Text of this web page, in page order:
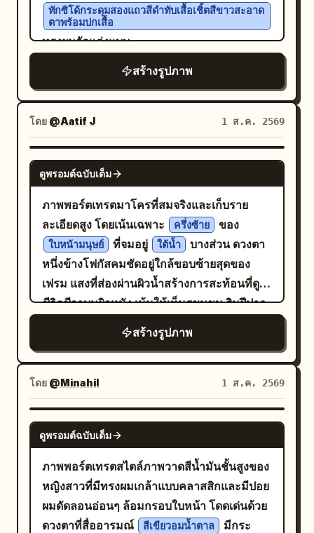
ทักซิโด้กระดุมสองแถวสีดำทับเสื้อเชิ้ตสีขาวสะอาด
ตาพร้อมปกเสื้อ
ทรงผมจัดแต่งแบบ
เฟดสั้น เห็นเท็กซ์เจอร์ของเส้นผมชัดเจนจาก
ผลิตภัณฑ์จัดแต่งทรงผมที่แข็งตัว พร้อมมีไรผม
ธรรมชาติเล็กน้อย สีหน้าดูจริงจังและเป็น
ธรรมชาติ ปากปิดสนิท คิ้วขมวด และสายตาจ้อง
มองลงด้านล่างอย่างเข้มข้น ท่าทางดูตึงเครียด
มือซ้ายยื่นไปข้างหน้าเผยให้เห็นข้อมือและนิ้วที่
งอเล็กน้อยประดับด้วยแหวนสองวง ในขณะที่
มือขวาใช้นิ้วโป้งและนิ้วชี้จับปลายแขนเสื้อเชิ้ต
ข้างซ้ายไว้แน่นเพื่อปรับแขนเสื้อ ในส่วนเบลอ
ของฉากหน้าด้านล่างซ้าย เห็นส่วนบนของทรง
ผมสีเข้มที่รวบไว้ของผู้หญิง นำสายตาเข้าสู่ฉาก
งานพรมแดงที่มีเลเยอร์และระยะชัดลึกที่ตื้น
ด้านหลังของชายหนุ่มมีพรมสีเทาอ่อนรองรับ
ฉาก ส่วนพื้นหลังที่เบลอจัดเผยให้เห็นเงาสีเทา
เข้มของฝูงชนที่พลุกพล่าน เลนส์กล้องเทเลโฟโต้
ที่ดูเก่าอยู่มุมขวาบน และขาของผู้คนที่ถูกบดบัง
อยู่ทางด้านขวากลาง พาเลตต์สีขาวดำที่มีคอนท
ราสต์สูงและดูดราม่าช่วยเพิ่มความหรูหราที่แฝง
ความตึงเครียด แสงแข็งที่พุ่งตรงจากแหล่ง
ไฮไลท์ที่สว่างชัดเจนบนหน้าผาก สันจมูก และ
ข้อนิ้วมือที่กำลังปรับแขนเสื้อ พร้อมทอดเงาสีดำ
เข้มที่คมชัดและสั้นใต้คาง ตามแนวขากรรไกร
สร้างรูปภาพ
โดย @Aatif J 1 ส.ค. 2569
NANO BANANA PRO
ดูพรอมต์ฉบับเต็ม
ภาพพอร์ตเทรตมาโครที่สมจริงและเก็บราย
ละเอียดสูง โดยเน้นเฉพาะ
ครึ่งซ้าย ของ
ใบหน้ามนุษย์ ที่จมอยู่ ใต้น้ำ
บางส่วน ดวงตา
หนึ่งข้างโฟกัสคมชัดอยู่ใกล้ขอบซ้ายสุดของ
เฟรม แสงที่ส่องผ่านผิวน้ำสร้างการสะท้อนที่ดูมี
ชีวิตชีวาบนผิวหนัง เน้นให้เห็นรูขุมขน ริมฝีปาก
ที่เปียกชื้น ขนตา และพื้นผิวที่ละเอียดอ่อนพร้อม
การกระเจิงแสงใต้ผิวหนังที่ดูสมจริง หยดน้ำและ
ฟองอากาศที่ลอยตัวช่วยเพิ่มมิติและการ
เคลื่อนไหว แสงใต้น้ำแบบภาพยนตร์พร้อมเงาที่
นุ่มนวลและไฮไลต์ที่คมชัดช่วยเสริมบรรยากาศ
ที่เหนือจริงและชวนฝัน ระยะชัดลึกที่ตื้นมาก
การเรนเดอร์แบบสมจริง อัตราส่วนภาพ 4:5
สร้างรูปภาพ
โดย @Minahil 1 ส.ค. 2569
NANO BANANA PRO
ดูพรอมต์ฉบับเต็ม
ภาพพอร์ตเทรตสไตล์ภาพวาดสีน้ำมันชั้นสูงของ
หญิงสาวที่มีทรงผมเกล้าแบบคลาสสิกและมีปอย
ผมดัดลอนอ่อนๆ ล้อมกรอบใบหน้า โดดเด่นด้วย
ดวงตาที่สื่ออารมณ์
สีเขียวอมน้ำตาล
มีกระ